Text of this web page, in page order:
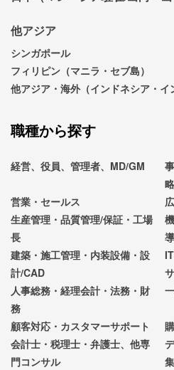
他アジア
シンガポール
フィリピン（マニラ・セブ島）
他アジア・海外（インドネシア・イ
職種から探す
経営、役員、管理者、MD/GM
営業・セールス
生産管理・品質管理/保証・工場
長
建築・施工管理・内装設備・設
計/CAD
人事総務・経理会計・法務・財
務
顧客対応・カスタマーサポート
会計士・税理士・弁護士、他専
門コンサル
集